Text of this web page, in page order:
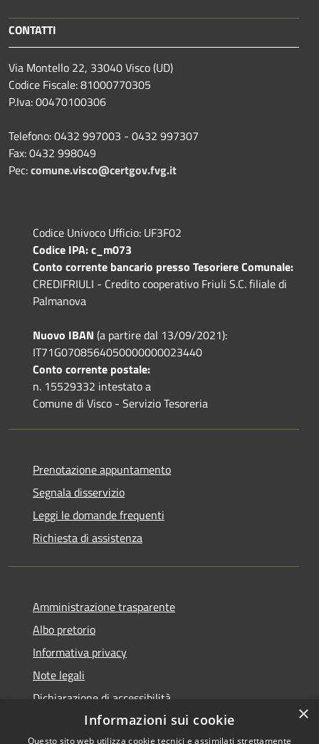
CONTATTI
Via Montello 22, 33040 Visco (UD)
Codice Fiscale: 81000770305
P.Iva: 00470100306
Telefono: 0432 997003 - 0432 997307
Fax: 0432 998049
Pec:comune.visco@certgov.fvg.it
Codice Univoco Ufficio: UF3F02
Codice IPA: c_m073
Conto corrente bancario presso Tesoriere Comunale:
CREDIFRIULI - Credito cooperativo Friuli S.C. filiale di
Palmanova
Nuovo IBAN (a partire dal 13/09/2021):
IT71G0708564050000000023440
Conto corrente postale:
n. 15529332 intestato a
Comune di Visco - Servizio Tesoreria
Prenotazione appuntamento
Segnala disservizio
Leggi le domande frequenti
Richiesta di assistenza
Amministrazione trasparente
Albo pretorio
Informativa privacy
Note legali
Dichiarazione di accessibilità
×
Informazioni sui cookie
Questo sito web utilizza cookie tecnici e assimilati strettamente